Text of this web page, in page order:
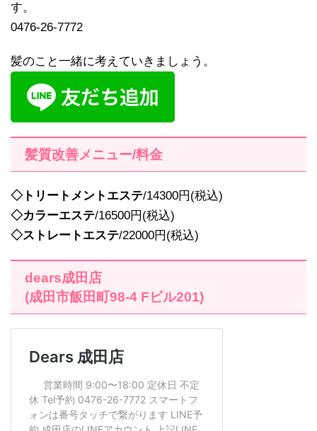
す。
0476-26-7772
髪のこと一緒に考えていきましょう。
髪質改善メニュー/料金
◇トリートメントエステ/14300円(税込)
◇カラーエステ/16500円(税込)
◇ストレートエステ/22000円(税込)
dears成田店
(成田市飯田町98-4 Fビル201)